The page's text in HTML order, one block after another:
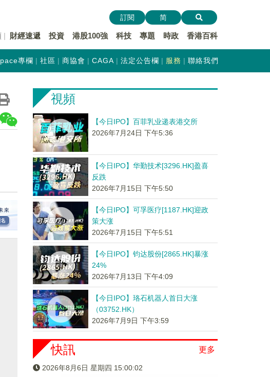
財經速遞 投資 港股100強 科技 專題 時政 香港百科
訂閱 简
專欄 社區 商協會 CAGA 法定公告欄 服務 聯絡我們
視頻
【今日IPO】百菲乳业递表港交所
2026年7月24日 下午5:36
【今日IPO】华勤技术[3296.HK]盈喜
反跌
2026年7月15日 下午5:50
【今日IPO】可孚医疗[1187.HK]迎政
策大涨
2026年7月15日 下午5:51
【今日IPO】钧达股份[2865.HK]暴涨
24%
2026年7月13日 下午4:09
【今日IPO】珞石机器人首日大涨
（03752.HK）
2026年7月9日 下午3:59
更多
快訊
2026年8月6日 星期四 15:00:03